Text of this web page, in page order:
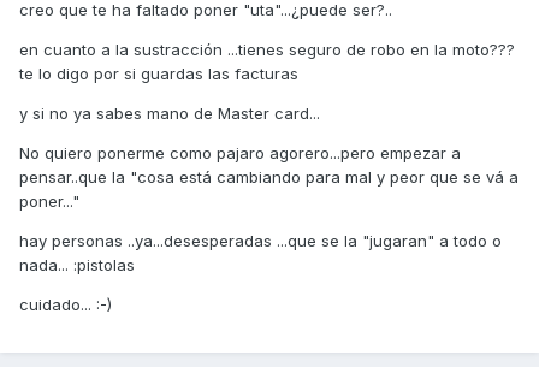
creo que te ha faltado poner "uta"...¿puede ser?..
en cuanto a la sustracción ...tienes seguro de robo en la moto???
te lo digo por si guardas las facturas
y si no ya sabes mano de Master card...
No quiero ponerme como pajaro agorero...pero empezar a
pensar..que la "cosa está cambiando para mal y peor que se vá a
poner..."
hay personas ..ya...desesperadas ...que se la "jugaran" a todo o
nada... :pistolas
cuidado... :-)